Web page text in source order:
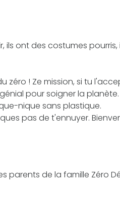
ils ont des costumes
zéro ! Ze mission, si tu
pour soigner la
nique sans plastique.
pas de t'ennuyer.
parents de la famille Zéro